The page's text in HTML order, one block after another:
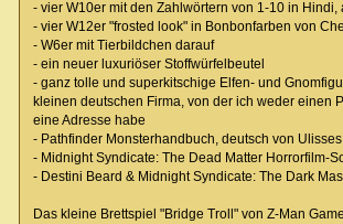
- vier W10er mit den Zahlwörtern von 1-10 in Hindi,
- vier W12er "frosted look" in Bonbonfarben von
- W6er mit Tierbildchen darauf
- ein neuer luxuriöser Stoffwürfelbeutel
- ganz tolle und superkitschige Elfen- und
kleinen deutschen Firma, von der ich weder einen
eine Adresse habe
- Pathfinder Monsterhandbuch, deutsch von Ulisses
- Midnight Syndicate: The Dead Matter Horrorfilm-
- Destini Beard & Midnight Syndicate: The Dark
Das kleine Brettspiel "Bridge Troll" von Z-Man